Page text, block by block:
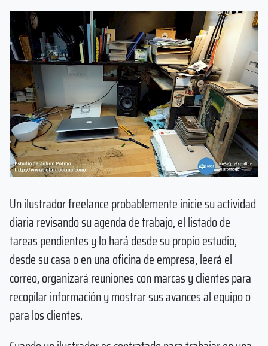
Un ilustrador freelance probablemente inicie su actividad
diaria revisando su agenda de trabajo, el listado de
tareas pendientes y lo hará desde su propio estudio,
desde su casa o en una oficina de empresa, leerá el
correo, organizará reuniones con marcas y clientes para
recopilar información y mostrar sus avances al equipo o
para los clientes.